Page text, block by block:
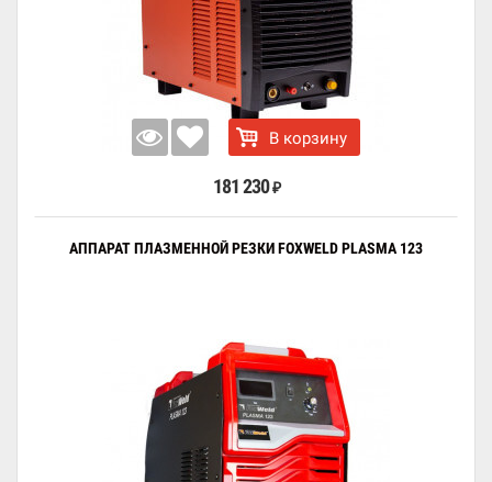
В корзину
181 230 ₽
АППАРАТ ПЛАЗМЕННОЙ РЕЗКИ FOXWELD PLASMA 123